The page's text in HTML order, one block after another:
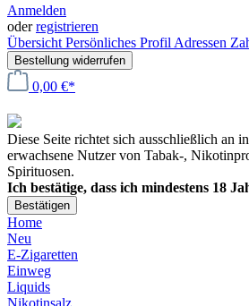
Anmelden
oderregistrieren
Übersicht Persönliches Profil Adressen
Bestellung widerrufen
0,00 €*
Diese Seite richtet sich ausschließlich an
erwachsene Nutzer von Tabak-,
Spirituosen.
Ich bestätige, dass ich mindestens 18
Bestätigen
Home
Neu
E-Zigaretten
Einweg
Liquids